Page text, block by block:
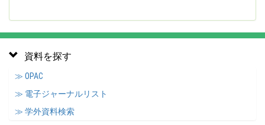
資料を探す
≫ OPAC
≫ 電子ジャーナルリスト
≫ 学外資料検索